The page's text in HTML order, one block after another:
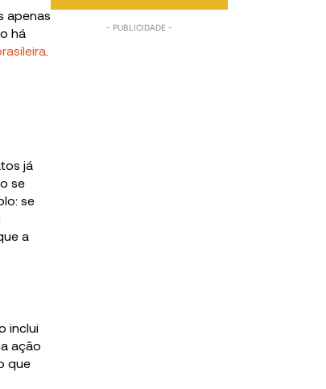
apenas
há
já
se
se
a
inclui
ação
que